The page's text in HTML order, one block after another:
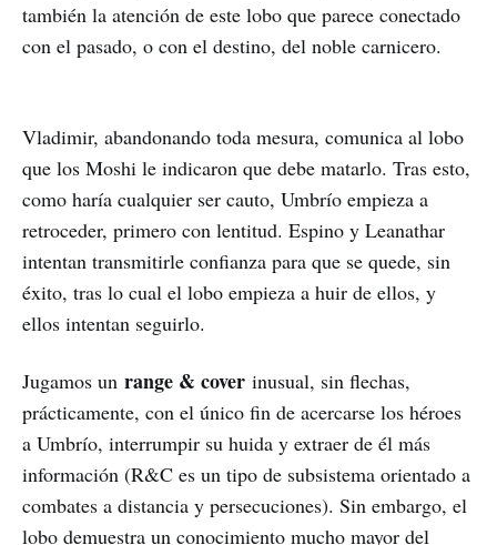
también la atención de este lobo que parece conectado
con el pasado, o con el destino, del noble carnicero.
Vladimir, abandonando toda mesura, comunica al lobo
que los Moshi le indicaron que debe matarlo. Tras esto,
como haría cualquier ser cauto, Umbrío empieza a
retroceder, primero con lentitud. Espino y Leanathar
intentan transmitirle confianza para que se quede, sin
éxito, tras lo cual el lobo empieza a huir de ellos, y
ellos intentan seguirlo.
Jugamos un range & cover inusual, sin flechas,
prácticamente, con el único fin de acercarse los héroes
a Umbrío, interrumpir su huida y extraer de él más
información (R&C es un tipo de subsistema orientado a
combates a distancia y persecuciones). Sin embargo, el
lobo demuestra un conocimiento mucho mayor del